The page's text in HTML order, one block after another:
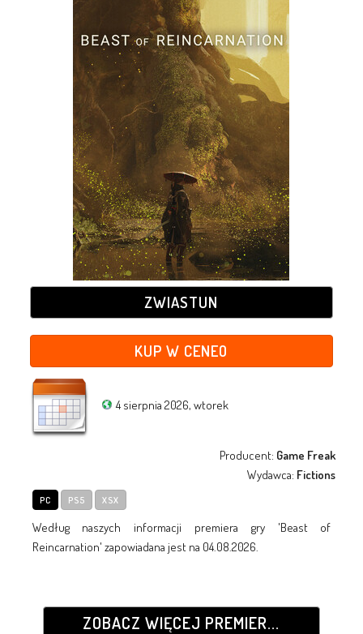
ZWIASTUN
KUP W CENEO
4 sierpnia 2026, wtorek
Producent: Game Freak
Wydawca: Fictions
PC PS5 XSX
Według naszych informacji premiera gry 'Beast of
Reincarnation' zapowiadana jest na 04.08.2026.
ZOBACZ WIĘCEJ PREMIER...